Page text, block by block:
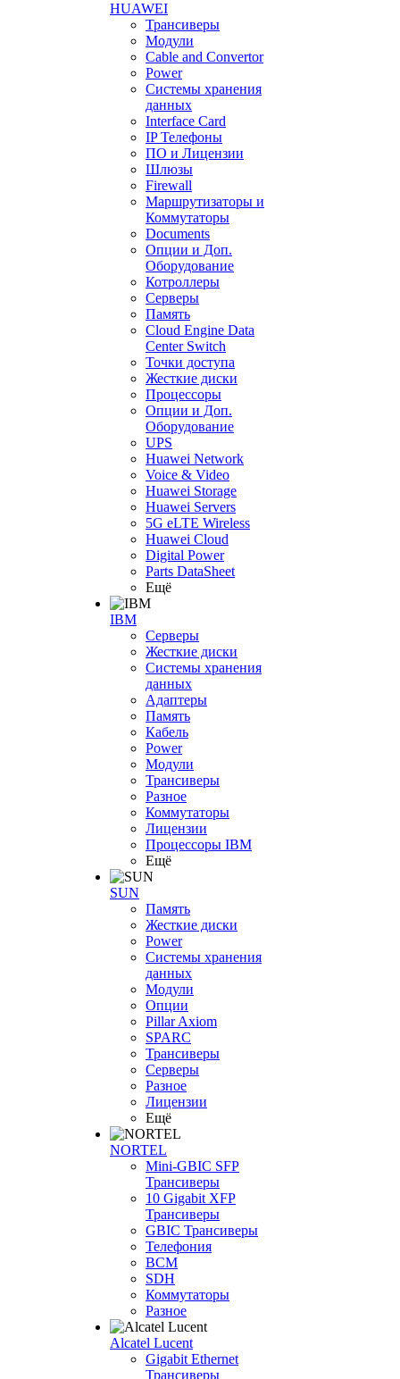
HUAWEI
Трансиверы
Модули
Cable and Convertor
Power
Системы хранения
данных
Interface Card
IP Телефоны
ПО и Лицензии
Шлюзы
Firewall
Маршрутизаторы и
Коммутаторы
Documents
Опции и Доп.
Оборудование
Котроллеры
Серверы
Память
Cloud Engine Data
Center Switch
Точки доступа
Жесткие диски
Процессоры
Опции и Доп.
Оборудование
UPS
Huawei Network
Voice & Video
Huawei Storage
Huawei Servers
5G eLTE Wireless
Huawei Cloud
Digital Power
Parts DataSheet
Ещё
IBM
Серверы
Жесткие диски
Системы хранения
данных
Адаптеры
Память
Кабель
Power
Модули
Трансиверы
Разное
Коммутаторы
Лицензии
Процессоры IBM
Ещё
SUN
Память
Жесткие диски
Power
Системы хранения
данных
Модули
Опции
Pillar Axiom
SPARC
Трансиверы
Серверы
Разное
Лицензии
Ещё
NORTEL
Mini-GBIC SFP
Трансиверы
10 Gigabit XFP
Трансиверы
GBIC Трансиверы
Телефония
BCM
SDH
Коммутаторы
Разное
Alcatel Lucent
Gigabit Ethernet
Трансиверы